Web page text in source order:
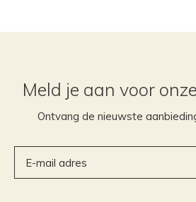
Meld je aan voor
Ontvang de nieuwste